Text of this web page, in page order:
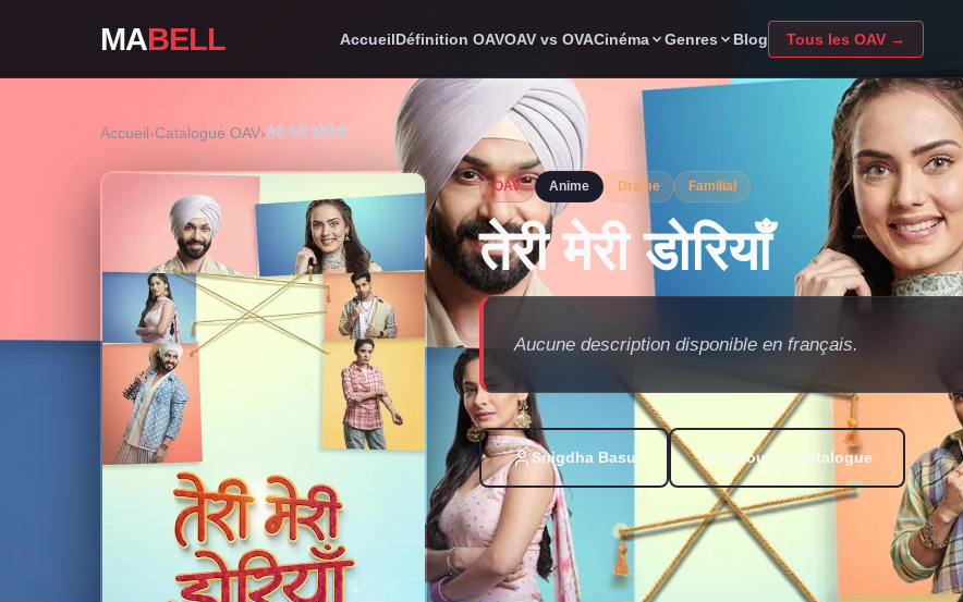
MABELL AccueilDéfinition OAVOAV vs OVACinéma Genres Blog Tous les OAV →
Accueil ›Catalogue OAV›तेरी मेरी डोरियाँ
OAV Anime Drame Familial
तेरी मेरी डोरियाँ
Aucune description disponible en français.
Snigdha Basu Retour au catalogue